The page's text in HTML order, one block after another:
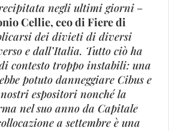
negli ultimi giorni –
Cellie, ceo di Fiere di
dei divieti di diversi
e dall’Italia. Tutto ciò ha
contesto troppo instabili: una
potuto danneggiare Cibus e
espositori nonché la
nel suo anno da Capitale
a settembre è una